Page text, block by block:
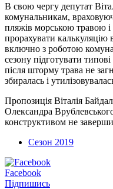
В свою чергу депутат
комунальникам,
пляжів морською травою
прорахувати
включно з роботою
сезону підготувати
після шторму трава не
збиралась і
Пропозиція Віталія
Олександра
конструктивом не
Сезон 2019
Facebook
Підпишись